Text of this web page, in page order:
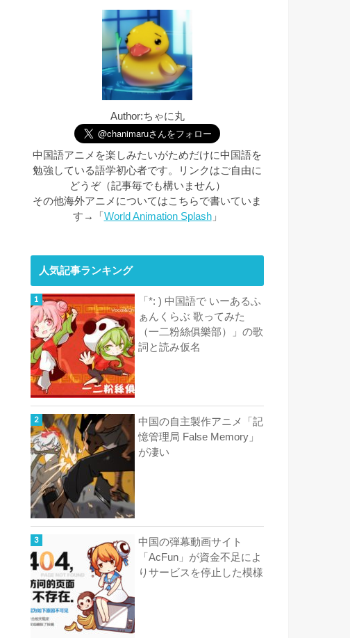
Author:ちゃに丸
中国語アニメを楽しみたいがためだけに中国語を
勉強している語学初心者です。リンクはご自由に
どうぞ（記事毎でも構いません）
その他海外アニメについてはこちらで書いていま
す→「 World Animation Splash」
人気記事ランキング
「*: ) 中国語で いーあるふ
ぁんくらぶ 歌ってみた
（一二粉絲俱樂部）」の歌
詞と読み仮名
中国の自主製作アニメ「記
憶管理局 False Memory」
が凄い
中国の弾幕動画サイト
「AcFun」が資金不足によ
りサービスを停止した模様